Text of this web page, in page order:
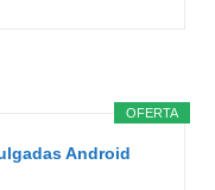
OFERTA
Android